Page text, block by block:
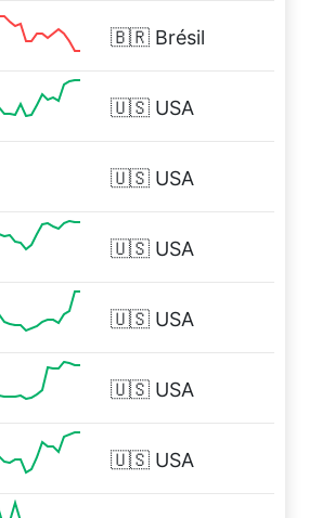
🇧🇷 Brésil
🇺🇸 USA
🇺🇸 USA
🇺🇸 USA
🇺🇸 USA
🇺🇸 USA
🇺🇸 USA